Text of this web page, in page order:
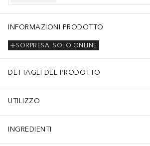
INFORMAZIONI PRODOTTO
SOLO ONLINE
SORPRESA
DETTAGLI DEL PRODOTTO
UTILIZZO
INGREDIENTI